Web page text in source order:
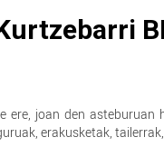
ere, joan den
erakusketak,